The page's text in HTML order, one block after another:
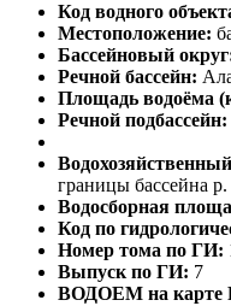
Код водного
Местоположение:
Бассейновый
Речной бассейн:
Площадь водоёма
Речной подбассейн:
границы бассейна
Водосборная
Код по
Номер тома по ГИ:
Выпуск по ГИ: 7
ВОДОЕМ на карте